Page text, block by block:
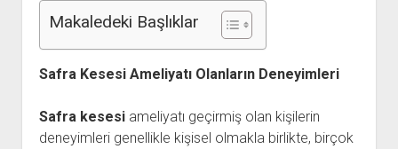
Makaledeki Başlıklar
Safra Kesesi Ameliyatı Olanların Deneyimleri
Safra kesesiameliyatı geçirmiş olan kişilerin
deneyimleri genellikle kişisel olmakla birlikte, birçok